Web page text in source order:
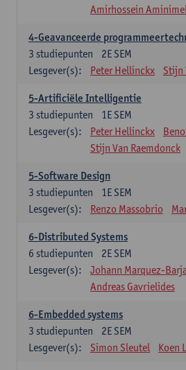
Amirhossein
4-Geavanceerde
2E SEM
3 studiepunten
Lesgever(s):
Peter Hellinckx Stijn
5-Artificiële Intelligentie
1E SEM
3 studiepunten
Lesgever(s):
Peter Hellinckx
Stijn Van Raemdonck
5-Software Design
1E SEM
3 studiepunten
Lesgever(s):
Renzo Massobrio
6-Distributed Systems
2E SEM
6 studiepunten
Lesgever(s):
Johann Marquez-
Andreas Gavrielides
6-Embedded systems
2E SEM
3 studiepunten
Lesgever(s):
Simon Sleutel Koen